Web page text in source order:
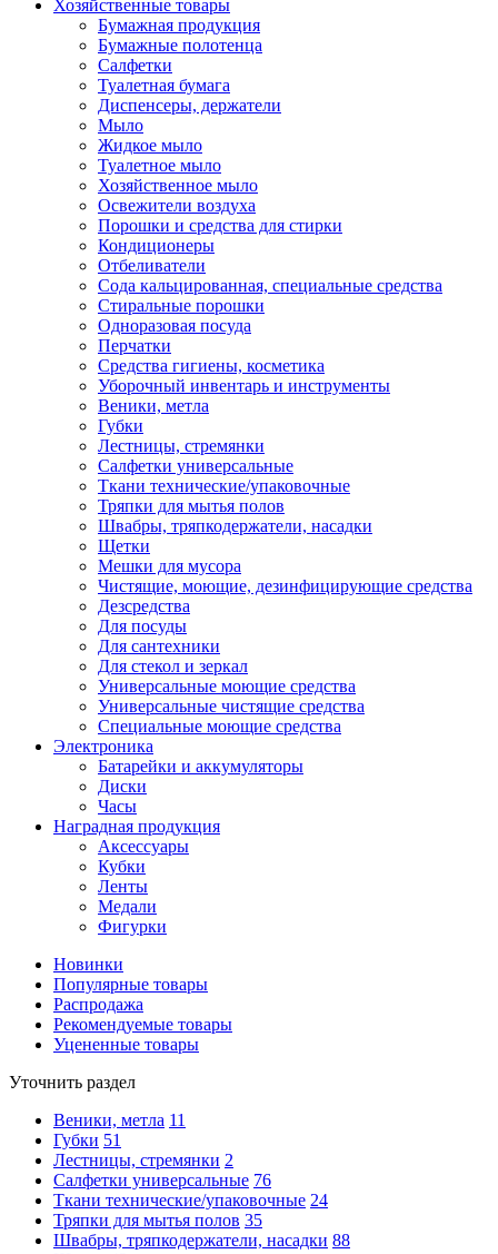
Хозяйственные товары
Бумажная продукция
Бумажные полотенца
Салфетки
Туалетная бумага
Диспенсеры, держатели
Мыло
Жидкое мыло
Туалетное мыло
Хозяйственное мыло
Освежители воздуха
Порошки и средства для стирки
Кондиционеры
Отбеливатели
Сода кальцированная, специальные средства
Стиральные порошки
Одноразовая посуда
Перчатки
Средства гигиены, косметика
Уборочный инвентарь и инструменты
Веники, метла
Губки
Лестницы, стремянки
Салфетки универсальные
Ткани технические/упаковочные
Тряпки для мытья полов
Швабры, тряпкодержатели, насадки
Щетки
Мешки для мусора
Чистящие, моющие, дезинфицирующие средства
Дезсредства
Для посуды
Для сантехники
Для стекол и зеркал
Универсальные моющие средства
Универсальные чистящие средства
Специальные моющие средства
Электроника
Батарейки и аккумуляторы
Диски
Часы
Наградная продукция
Аксессуары
Кубки
Ленты
Медали
Фигурки
Новинки
Популярные товары
Распродажа
Рекомендуемые товары
Уцененные товары
Уточнить раздел
Веники, метла 11
Губки 51
Лестницы, стремянки 2
Салфетки универсальные 76
Ткани технические/упаковочные 24
Тряпки для мытья полов 35
Швабры, тряпкодержатели, насадки 88